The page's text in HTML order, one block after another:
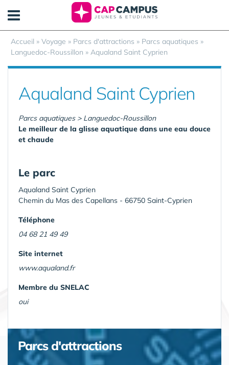
Accueil » Voyage » Parcs d'attractions » Parcs aquatiques »
Languedoc-Roussillon » Aqualand Saint Cyprien
Aqualand Saint Cyprien
Parcs aquatiques > Languedoc-Roussillon
Le meilleur de la glisse aquatique dans une eau douce
et chaude
Le parc
Aqualand Saint Cyprien
Chemin du Mas des Capellans - 66750 Saint-Cyprien
Téléphone
04 68 21 49 49
Site internet
www.aqualand.fr
Membre du SNELAC
oui
Parcs d'attractions
Panneau de gestion des cookies